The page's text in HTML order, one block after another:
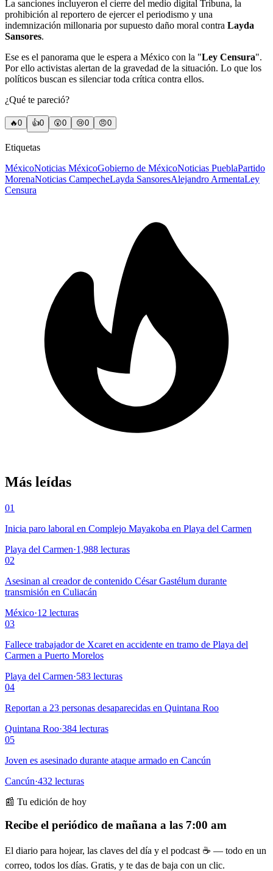
La sanciones incluyeron el cierre del medio digital Tribuna, la
prohibición al reportero de ejercer el periodismo y una
indemnización millonaria por supuesto daño moral contra Layda
Sansores.
Ese es el panorama que le espera a México con la "Ley Censura".
Por ello activistas alertan de la gravedad de la situación. Lo que los
políticos buscan es silenciar toda crítica contra ellos.
¿Qué te pareció?
🔥0 👍0 😲0 😢0 😠0
Etiquetas
MéxicoNoticias MéxicoGobierno de MéxicoNoticias PueblaPartido
MorenaNoticias CampecheLayda SansoresAlejandro ArmentaLey
Censura
Más leídas
01
Inicia paro laboral en Complejo Mayakoba en Playa del Carmen
Playa del Carmen·1,988 lecturas
02
Asesinan al creador de contenido César Gastélum durante
transmisión en Culiacán
México·12 lecturas
03
Fallece trabajador de Xcaret en accidente en tramo de Playa del
Carmen a Puerto Morelos
Playa del Carmen·583 lecturas
04
Reportan a 23 personas desaparecidas en Quintana Roo
Quintana Roo·384 lecturas
05
Joven es asesinado durante ataque armado en Cancún
Cancún·432 lecturas
📰 Tu edición de hoy
Recibe el periódico de mañana a las 7:00 am
El diario para hojear, las claves del día y el podcast ☕ — todo en un
correo, todos los días. Gratis, y te das de baja con un clic.